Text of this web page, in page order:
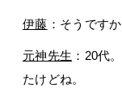
伊藤 ：そうです
元神先生 ：20代
たけどね。